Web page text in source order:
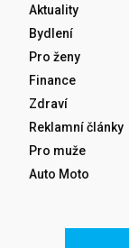
Aktuality
Bydlení
Pro ženy
Finance
Zdraví
Reklamní články
Pro muže
Auto Moto